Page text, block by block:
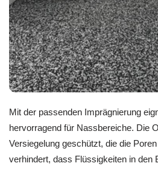
Mit der passenden Imprägnierung
hervorragend für Nassbereiche. Die
Versiegelung geschützt, die die
verhindert, dass Flüssigkeiten in den